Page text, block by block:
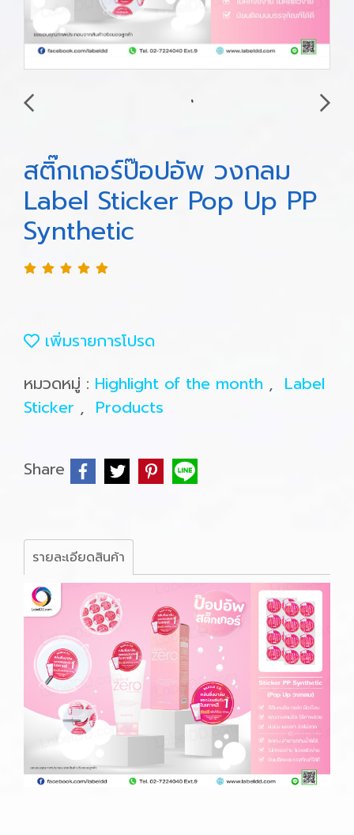
สติ๊กเกอร์ป๊อปอัพ วงกลม
Label Sticker Pop Up PP
Synthetic
เพิ่มรายการโปรด
หมวดหมู่ : Highlight of the month , Label
Sticker , Products
Share
รายละเอียดสินค้า